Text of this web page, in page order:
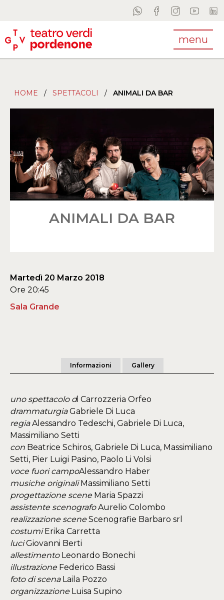
menu
HOME / SPETTACOLI / ANIMALI DA BAR
ANIMALI DA BAR
Martedì 20 Marzo 2018
Ore 20:45
Sala Grande
Informazioni Gallery
uno spettacolo di Carrozzeria Orfeo
drammaturgiaGabriele Di Luca
regiaAlessandro Tedeschi, Gabriele Di Luca,
Massimiliano Setti
con Beatrice Schiros, Gabriele Di Luca, Massimiliano
Setti, Pier Luigi Pasino, Paolo Li Volsi
voce fuori campoAlessandro Haber
musiche originaliMassimiliano Setti
progettazione sceneMaria Spazzi
assistente scenografoAurelio Colombo
realizzazione sceneScenografie Barbaro srl
costumiErika Carretta
luciGiovanni Berti
allestimentoLeonardo Bonechi
illustrazioneFederico Bassi
foto di scenaLaila Pozzo
organizzazioneLuisa Supino